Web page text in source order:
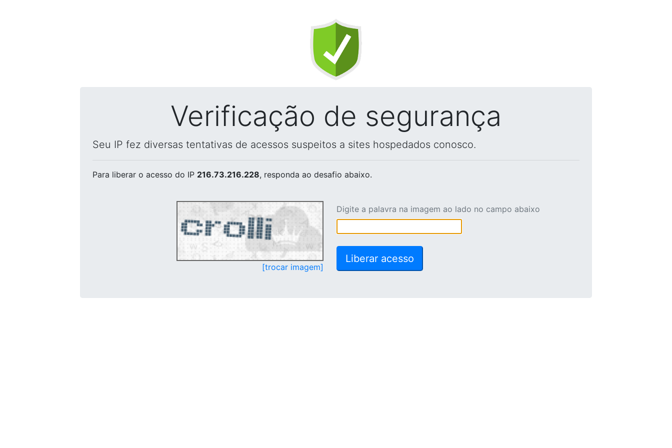
Verificação de segurança
Seu IP fez diversas tentativas de acessos suspeitos a sites hospedados conosco.
Para liberar o acesso do IP 216.73.216.228, responda ao desafio abaixo.
[trocar imagem]
Digite a palavra na imagem ao lado no campo abaixo